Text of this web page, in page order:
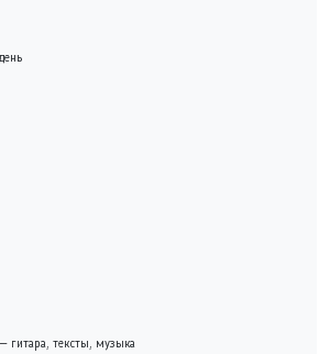
гитара, тексты, музыка